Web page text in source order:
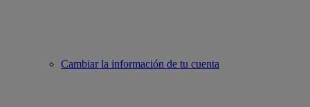
Cambiar la información de tu cuenta